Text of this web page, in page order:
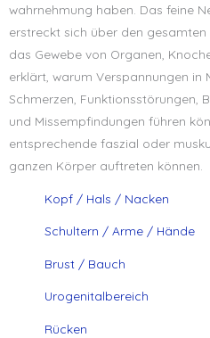
wahrnehmung haben. Das feine
erstreckt sich über den
das Gewebe von Organen,
erklärt, warum Verspannungen in
Schmerzen, Funktionsstörungen,
und Missempfindungen führen
entsprechende faszial oder
ganzen Körper auftreten können.
Kopf / Hals / Nacken
Schultern / Arme / Hände
Brust / Bauch
Urogenitalbereich
Rücken